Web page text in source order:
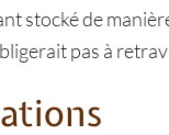
stocké de
pas à